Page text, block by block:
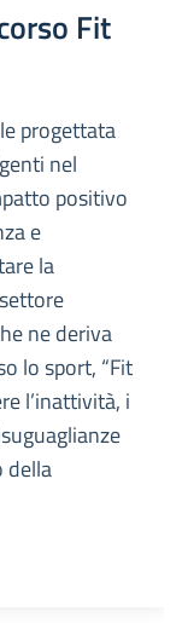
Fit
progettata
nel
positivo
e
la
ne deriva
lo sport, “Fit
l’inattività, i
della